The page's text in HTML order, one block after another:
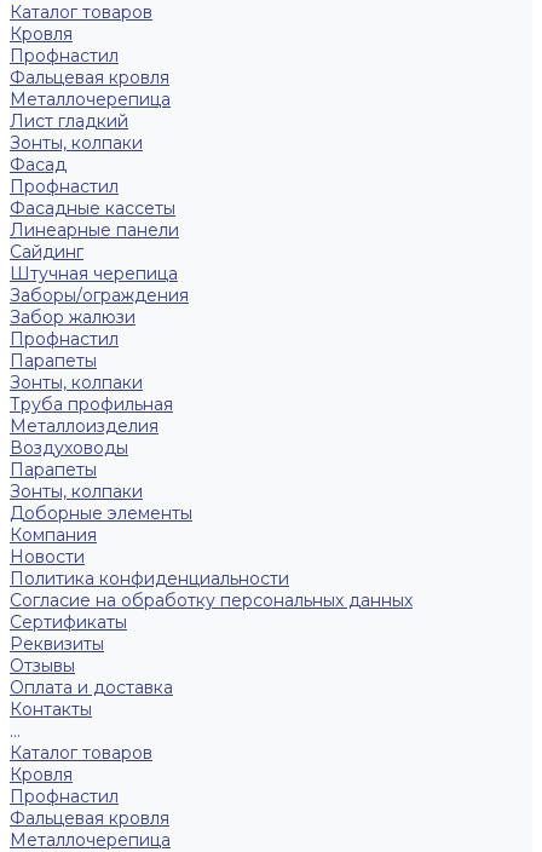
Каталог товаров
Кровля
Профнастил
Фальцевая кровля
Металлочерепица
Лист гладкий
Зонты, колпаки
Фасад
Профнастил
Фасадные кассеты
Линеарные панели
Сайдинг
Штучная черепица
Заборы/ограждения
Забор жалюзи
Профнастил
Парапеты
Зонты, колпаки
Труба профильная
Металлоизделия
Воздуховоды
Парапеты
Зонты, колпаки
Доборные элементы
Компания
Новости
Политика конфиденциальности
Согласие на обработку персональных данных
Сертификаты
Реквизиты
Отзывы
Оплата и доставка
Контакты
...
Каталог товаров
Кровля
Профнастил
Фальцевая кровля
Металлочерепица